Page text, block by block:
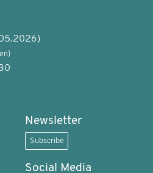
Newsletter
Subscribe
Social Media